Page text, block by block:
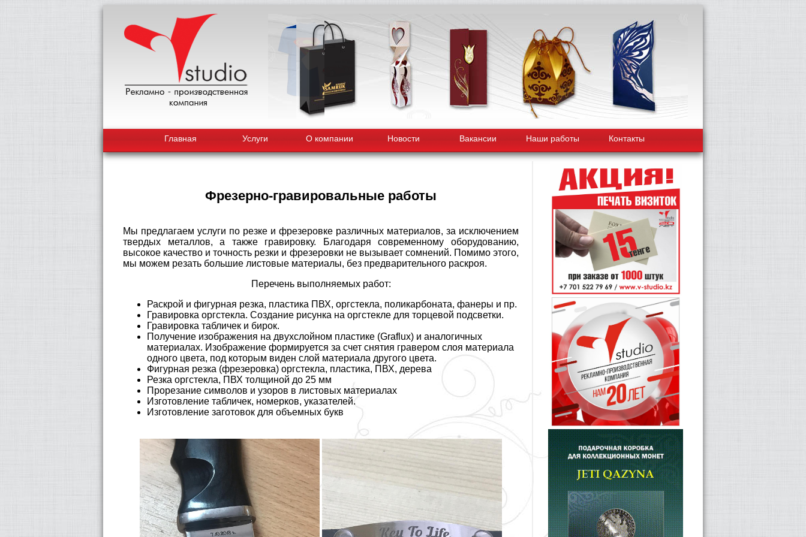
Главная Услуги О компании Новости Вакансии Наши работы Контакты
Фрезерно-гравировальные работы
Мы предлагаем услуги по резке и фрезеровке различных материалов, за исключением
твердых металлов, а также гравировку. Благодаря современному оборудованию,
высокое качество и точность резки и фрезеровки не вызывает сомнений. Помимо этого,
мы можем резать большие листовые материалы, без предварительного раскроя.
Перечень выполняемых работ:
Раскрой и фигурная резка, пластика ПВХ, оргстекла, поликарбоната, фанеры и пр.
Гравировка оргстекла. Создание рисунка на оргстекле для торцевой подсветки.
Гравировка табличек и бирок.
Получение изображения на двухслойном пластике (Graflux) и аналогичных
материалах. Изображение формируется за счет снятия гравером слоя материала
одного цвета, под которым виден слой материала другого цвета.
Фигурная резка (фрезеровка) оргстекла, пластика, ПВХ, дерева
Резка оргстекла, ПВХ толщиной до 25 мм
Прорезание символов и узоров в листовых материалах
Изготовление табличек, номерков, указателей.
Изготовление заготовок для объемных букв